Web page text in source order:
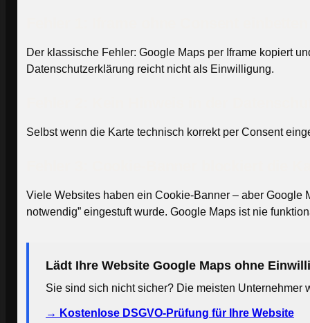
Der klassische Fehler: Google Maps per Iframe kopiert
Datenschutzerklärung reicht nicht als Einwilligung.
Selbst wenn die Karte technisch korrekt per Consent
Viele Websites haben ein Cookie-Banner – aber Google
notwendig” eingestuft wurde. Google Maps ist nie
Lädt Ihre Website Google Maps ohne
Sie sind sich nicht sicher? Die meisten Unternehmer
→ Kostenlose DSGVO-Prüfung für Ihre Website